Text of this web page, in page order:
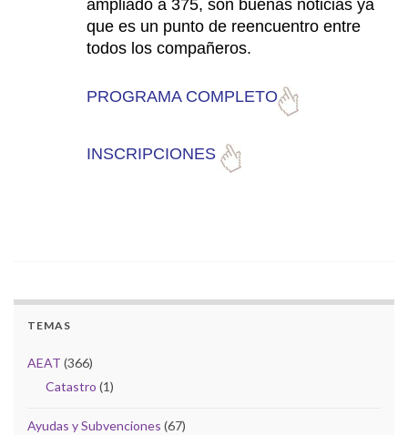
ampliado a 375, son buenas noticias ya
que es un punto de reencuentro entre
todos los compañeros.
PROGRAMA COMPLETO
INSCRIPCIONES
TEMAS
AEAT (366)
Catastro (1)
Ayudas y Subvenciones (67)